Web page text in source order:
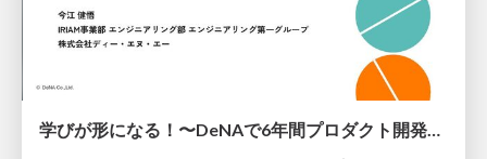
学びが形になる！〜DeNAで6年間プロダクト開発に携わって学んだこと〜